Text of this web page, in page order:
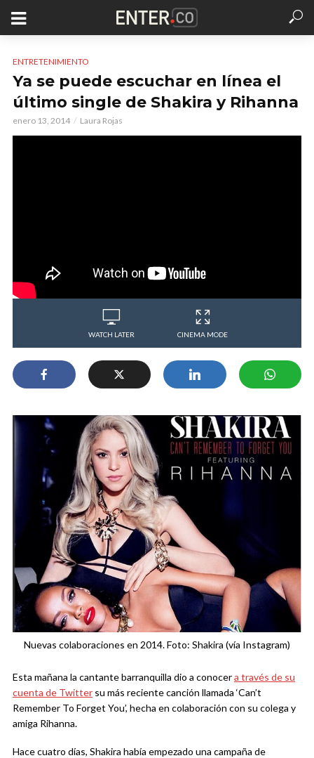
ENTRETENIMIENTO
Ya se puede escuchar en línea el
último single de Shakira y Rihanna
enero 13, 2014 Laura Rojas
WATCH LATER CINEMA MODE
Nuevas colaboraciones en 2014. Foto: Shakira (vía Instagram)
Esta mañana la cantante barranquilla dio a conocera través de su
cuenta de Twitter su más reciente canción llamada ‘Can’t
Remember To Forget You’, hecha en colaboración con su colega y
amiga Rihanna.
Hace cuatro días, Shakira había empezado una campaña de